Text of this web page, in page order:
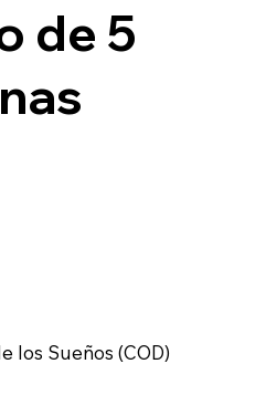
de 5
los Sueños (COD)